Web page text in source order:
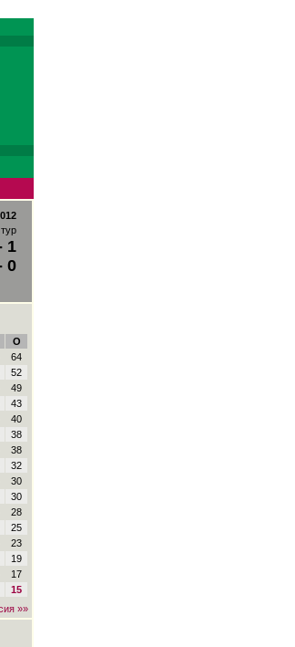
1
0
О
64
52
49
43
40
38
38
32
30
30
28
25
23
19
17
15
»»